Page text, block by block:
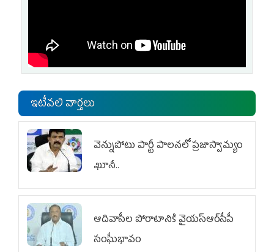
ఇటీవలి వార్తలు
వెన్నుపోటు పార్టీ పాలనలో ప్రజాస్వామ్యం
ఖూనీ..
ఆదివాసీల పోరాటానికి వైయ‌స్ఆర్‌సీపీ
సంఘీభావం